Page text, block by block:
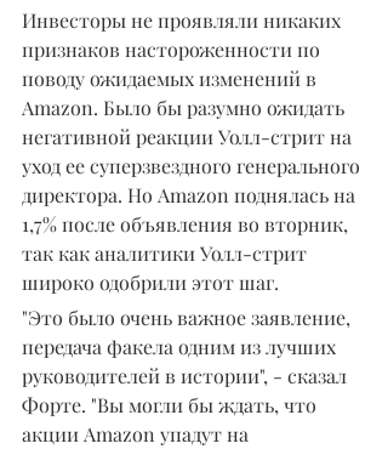
Инвесторы не проявляли никаких
признаков настороженности по
поводу ожидаемых изменений в
Amazon. Было бы разумно ожидать
негативной реакции Уолл-стрит на
уход ее суперзвездного генерального
директора. Но Amazon поднялась на
1,7% после объявления во вторник,
так как аналитики Уолл-стрит
широко одобрили этот шаг.
"Это было очень важное заявление,
передача факела одним из лучших
руководителей в истории", - сказал
Форте. "Вы могли бы ждать, что
акции Amazon упадут на